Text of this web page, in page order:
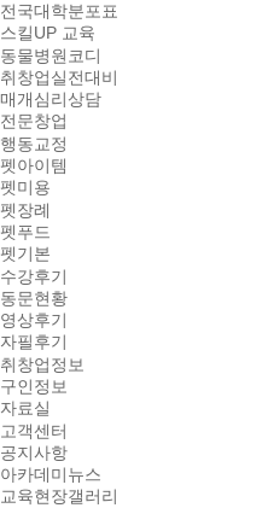
전국대학분포표
스킬UP 교육
동물병원코디
취창업실전대비
매개심리상담
전문창업
행동교정
펫아이템
펫미용
펫장례
펫푸드
펫기본
수강후기
동문현황
영상후기
자필후기
취창업정보
구인정보
자료실
고객센터
공지사항
아카데미뉴스
교육현장갤러리